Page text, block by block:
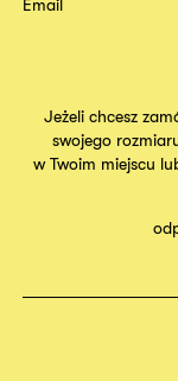
Email
Jeżeli chcesz
swojego
w Twoim miejscu